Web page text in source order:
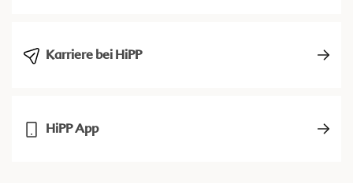
Karriere bei HiPP
HiPP App